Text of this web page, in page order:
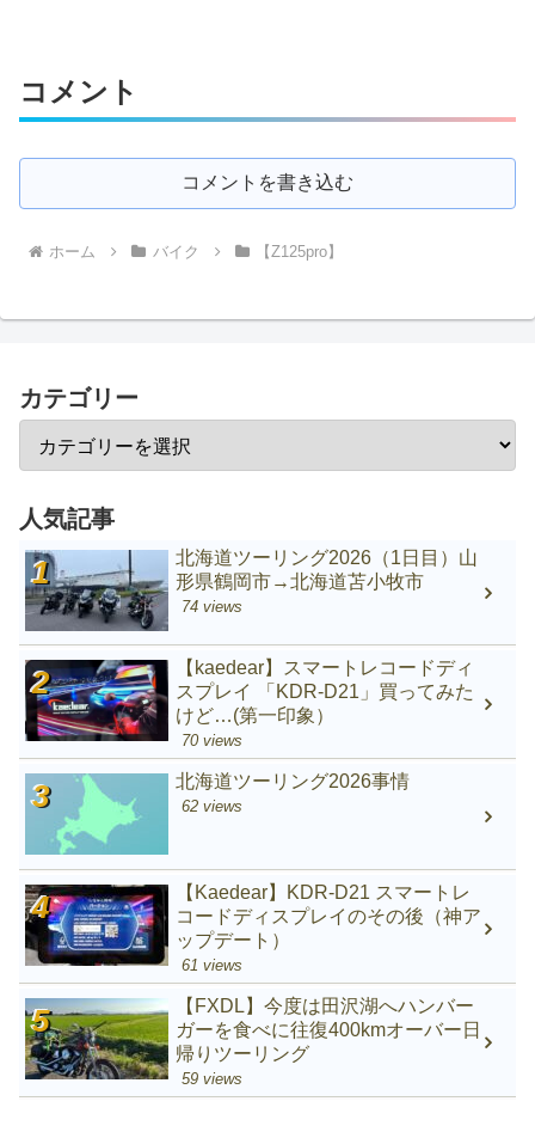
コメント
コメントを書き込む
ホーム バイク 【Z125pro】
カテゴリー
人気記事
北海道ツーリング2026（1日目）山
形県鶴岡市→北海道苫小牧市
74 views
【kaedear】スマートレコードディ
スプレイ 「KDR-D21」買ってみた
けど…(第一印象）
70 views
北海道ツーリング2026事情
62 views
【Kaedear】KDR-D21 スマートレ
コードディスプレイのその後（神ア
ップデート）
61 views
【FXDL】今度は田沢湖へハンバー
ガーを食べに往復400kmオーバー日
帰りツーリング
59 views